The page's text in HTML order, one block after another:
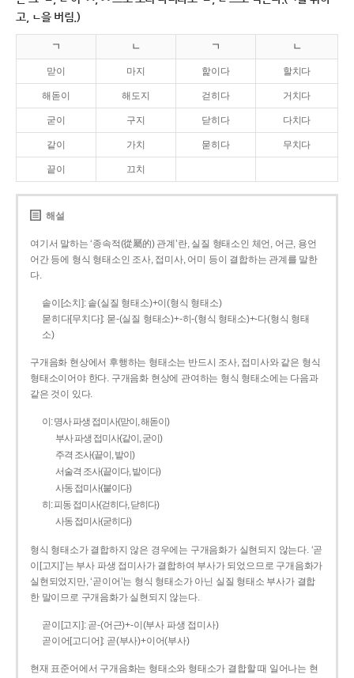
고, ㄴ을 버림.)
ㄱ ㄴ ㄱ ㄴ
맏이 마지 핥이다 할치다
해돋이 해도지 걷히다 거치다
굳이 구지 닫히다 다치다
같이 가치 묻히다 무치다
끝이 끄치
해설
여기서 말하는 ‘종속적(從屬的) 관계’란, 실질 형태소인 체언, 어근, 용언
어간 등에 형식 형태소인 조사, 접미사, 어미 등이 결합하는 관계를 말한
다.
솥이[소치]: 솥(실질 형태소)+이(형식 형태소)
묻히다[무치다]: 묻­-(실질 형태소)+­-히­-(형식 형태소)+-다(형식 형태
소)
구개음화 현상에서 후행하는 형태소는 반드시 조사, 접미사와 같은 형식
형태소이어야 한다. 구개음화 현상에 관여하는 형식 형태소에는 다음과
같은 것이 있다.
이: 명사 파생 접미사(맏이, 해돋이)
부사 파생 접미사(같이, 굳이)
주격 조사(끝이, 밭이)
서술격 조사(끝이다, 밭이다)
사동 접미사(붙이다)
히: 피동 접미사(걷히다, 닫히다)
사동 접미사(굳히다)
형식 형태소가 결합하지 않은 경우에는 구개음화가 실현되지 않는다. ‘곧
이[고지]’는 부사 파생 접미사가 결합하여 부사가 되었으므로 구개음화가
실현되었지만, ‘곧이어’는 형식 형태소가 아닌 실질 형태소 부사가 결합
한 말이므로 구개음화가 실현되지 않는다.
곧이[고지]: 곧-­(어근)+­-이(부사 파생 접미사)
곧이어[고디어]: 곧(부사)+이어(부사)
현재 표준어에서 구개음화는 형태소와 형태소가 결합할 때 일어나는 현